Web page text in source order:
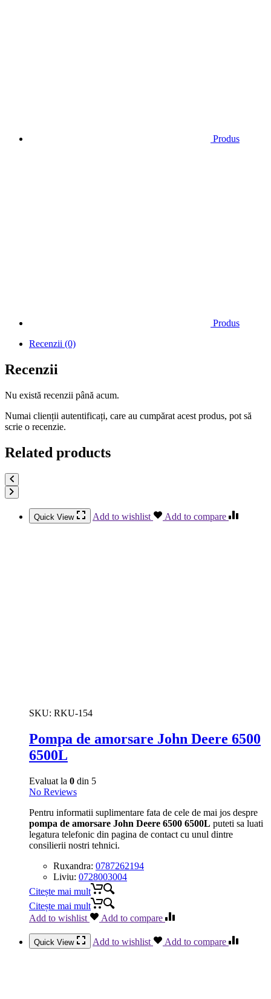
Produs
Produs
Recenzii (0)
Recenzii
Nu există recenzii până acum.
Numai clienții autentificați, care au cumpărat acest produs, pot să
scrie o recenzie.
Related products
Quick View Add to wishlist Add to compare
SKU: RKU-154
Pompa de amorsare John Deere 6500
6500L
Evaluat la 0 din 5
No Reviews
Pentru informatii suplimentare fata de cele de mai jos despre
pompa de amorsare John Deere 6500 6500L puteti sa luati
legatura telefonic din pagina de contact cu unul dintre
consilierii nostri tehnici.
Ruxandra: 0787262194
Liviu: 0728003004
Citește mai mult
Citește mai mult
Add to wishlist
Add to compare
Quick View Add to wishlist Add to compare